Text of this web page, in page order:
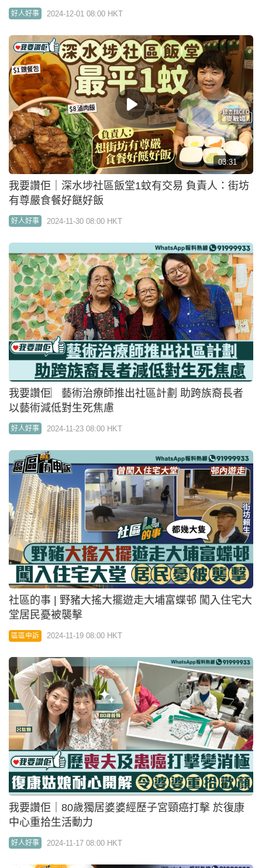
好人好事 2024-12-01 08:00 HKT
03:31
我要讚佢｜深水埗社區飯堂1蚊有交易 負責人：街坊
有尊嚴食餐好餸好飯
好人好事 2024-11-30 08:00 HKT
我要讚佢︳藝術治療師推出社區計劃 助跨族裔長者
以藝術減低對生死焦慮
好人好事 2024-11-23 08:00 HKT
社區的事 | 野豬大搖大擺遊走大埔富蝶邨 闖入住宅大
堂居民憂被襲擊
區區申訴 2024-11-19 08:00 HKT
我要讚佢｜80歲獨居婆婆經歷子宮頸癌打擊 於復康
中心重拾生活動力
好人好事 2024-11-17 08:00 HKT